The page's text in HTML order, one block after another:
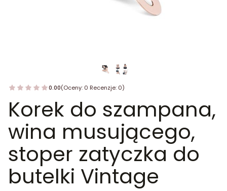
0.00(Oceny: 0 Recenzje: 0)
Korek do szampana,
wina musującego,
stoper zatyczka do
butelki Vintage